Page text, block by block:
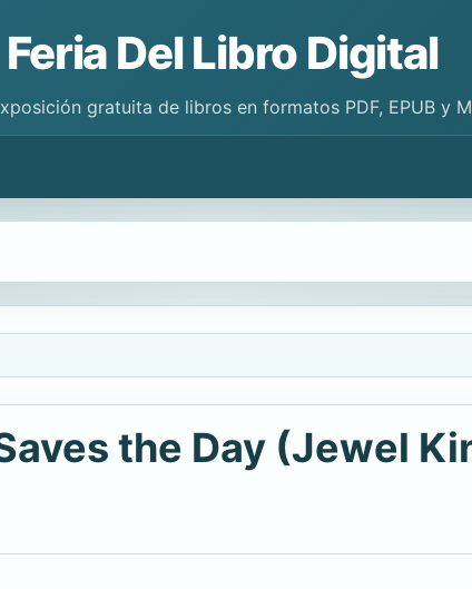
Feria Del Libro Digital
gratuita de libros en formatos PDF, EPUB y
the Day (Jewel